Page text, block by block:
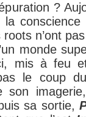
?
conscience
n’ont
monde
mis à feu
le coup
son
sa sortie,